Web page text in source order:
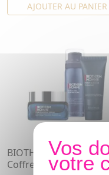
AJOUTER AU PANIER
BIOTHERM Homme
Coffret Force Supreme